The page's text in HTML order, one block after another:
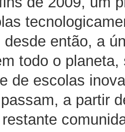
então, a
todo o
de escolas
a partir